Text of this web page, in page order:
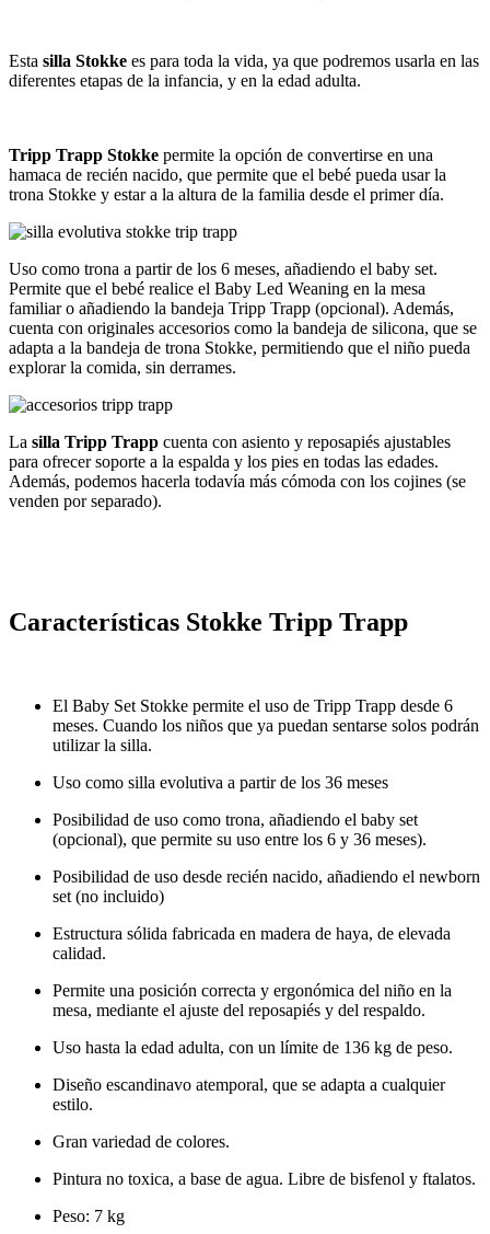
Esta silla Stokke es para toda la vida, ya que podremos usarla en las
diferentes etapas de la infancia, y en la edad adulta.
Tripp Trapp Stokke permite la opción de convertirse en una
hamaca de recién nacido, que permite que el bebé pueda usar la
trona Stokke y estar a la altura de la familia desde el primer día.
Uso como trona a partir de los 6 meses, añadiendo el baby set.
Permite que el bebé realice el Baby Led Weaning en la mesa
familiar o añadiendo la bandeja Tripp Trapp (opcional). Además,
cuenta con originales accesorios como la bandeja de silicona, que se
adapta a la bandeja de trona Stokke, permitiendo que el niño pueda
explorar la comida, sin derrames.
La silla Tripp Trapp cuenta con asiento y reposapiés ajustables
para ofrecer soporte a la espalda y los pies en todas las edades​.
Además, podemos hacerla todavía más cómoda con los cojines (se
venden por separado).
Características Stokke Tripp Trapp
El Baby Set Stokke permite el uso de Tripp Trapp desde 6
meses. Cuando los niños que ya puedan sentarse solos podrán
utilizar la silla.
Uso como silla evolutiva a partir de los 36 meses
Posibilidad de uso como trona, añadiendo el baby set
(opcional), que permite su uso entre los 6 y 36 meses).
Posibilidad de uso desde recién nacido, añadiendo el newborn
set (no incluido)
Estructura sólida fabricada en madera de haya, de elevada
calidad.
Permite una posición correcta y ergonómica del niño en la
mesa, mediante el ajuste del reposapiés y del respaldo.
Uso hasta la edad adulta, con un límite de 136 kg de peso.
Diseño escandinavo atemporal, que se adapta a cualquier
estilo.
Gran variedad de colores.
Pintura no toxica, a base de agua. Libre de bisfenol y ftalatos.
Peso: 7 kg